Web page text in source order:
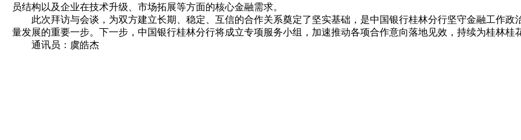
员结构以及企业在技术升级、市场拓展等方面的核心金融需求。
此次拜访与会谈，为双方建立长期、稳定、互信的合作关系奠定了坚实基础，是中国银行桂林分行坚守金融工作政
量发展的重要一步。下一步，中国银行桂林分行将成立专项服务小组，加速推动各项合作意向落地见效，持续为桂林桂
通讯员：虞皓杰